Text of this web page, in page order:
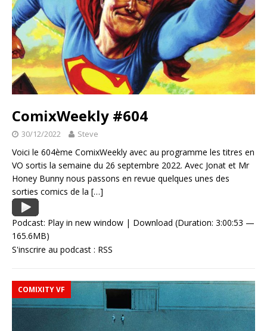
ComixWeekly #604
30/12/2022 Steve
Voici le 604ème ComixWeekly avec au programme les titres en
VO sortis la semaine du 26 septembre 2022. Avec Jonat et Mr
Honey Bunny nous passons en revue quelques unes des
sorties comics de la […]
Podcast: Play in new window | Download (Duration: 3:00:53 —
165.6MB)
S'inscrire au podcast : RSS
COMIXITY VF